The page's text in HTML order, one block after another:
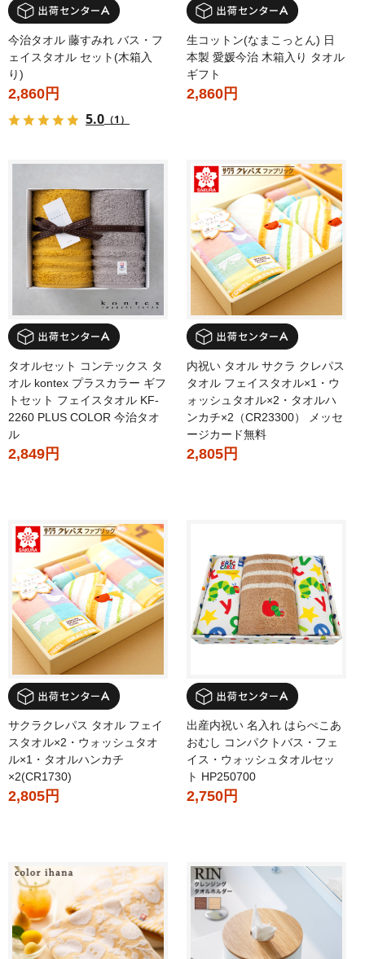
今治タオル 藤すみれ バス・フ
ェイスタオル セット(木箱入
り)
2,860円
5.0 （1）
生コットン(なまこっとん) 日
本製 愛媛今治 木箱入り タオル
ギフト
2,860円
タオルセット コンテックス タ
オル kontex プラスカラー ギフ
トセット フェイスタオル KF-
2260 PLUS COLOR 今治タオ
ル
2,849円
内祝い タオル サクラ クレパス
タオル フェイスタオル×1・ウ
ォッシュタオル×2・タオルハ
ンカチ×2（CR23300） メッセ
ージカード無料
2,805円
サクラクレパス タオル フェイ
スタオル×2・ウォッシュタオ
ル×1・タオルハンカチ
×2(CR1730)
2,805円
出産内祝い 名入れ はらぺこあ
おむし コンパクトバス・フェ
イス・ウォッシュタオルセッ
ト HP250700
2,750円